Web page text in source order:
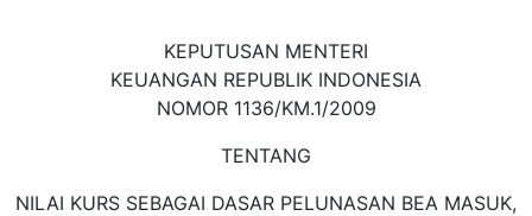
KEPUTUSAN MENTERI
KEUANGAN REPUBLIK INDONESIA
NOMOR 1136/KM.1/2009
TENTANG
NILAI KURS SEBAGAI DASAR PELUNASAN BEA MASUK,